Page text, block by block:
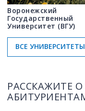
Воронежский
Государственный
Университет (ВГУ)
ВСЕ УНИВЕРСИТЕТЫ
РАССКАЖИТЕ